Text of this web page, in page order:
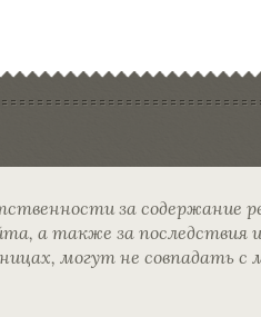
за содержание
а также за последствия
могут не совпадать с